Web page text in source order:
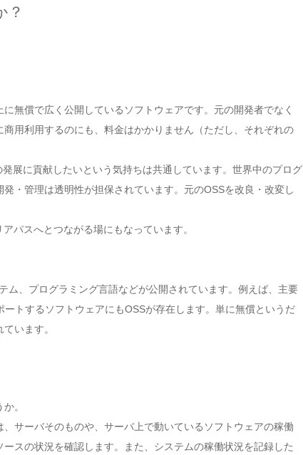
？
無償で広く公開しているソフトウェアです。元の開発者でなく
用利用するのにも、料金はかかりません（ただし、それぞれの
展に貢献したいという気持ちは共通しています。世界中のプログ
・管理は透明性が担保されています。元のOSSを改良・改変し
パスへとつながる場にもなっています。
、プログラミング言語などが公開されています。例えば、主要
トするソフトウェアにもOSSが存在します。単に無償というだ
います。
。
サーバそのものや、サーバ上で動いているソフトウェアの稼働
スの状況を確認します。また、システムの稼働状況を記録した